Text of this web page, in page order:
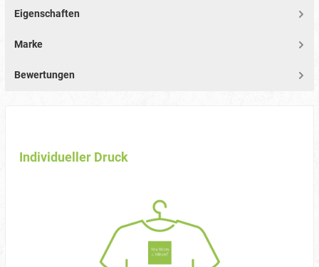
Eigenschaften
Marke
Bewertungen
Individueller Druck